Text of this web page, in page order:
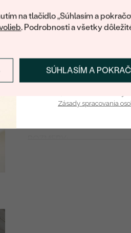
na tlačidlo „Súhlasím a
. Podrobnosti a všetky
SÚHLASÍM A
ŠÍRKA:
VÝŠKA:
Detaily o osadenom
Prihlásiť sa a
Zásady spracovania